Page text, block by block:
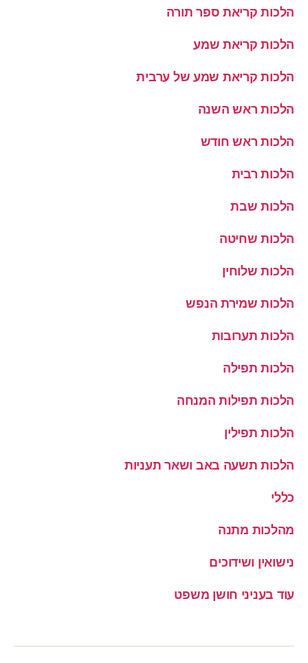
הלכות קריאת ספר תורה
הלכות קריאת שמע
הלכות קריאת שמע של ערבית
הלכות ראש השנה
הלכות ראש חודש
הלכות רבית
הלכות שבת
הלכות שחיטה
הלכות שלוחין
הלכות שמירת הנפש
הלכות תערובות
הלכות תפילה
הלכות תפילות המנחה
הלכות תפילין
הלכות תשעה באב ושאר תעניות
כללי
מהלכות מתנה
נישואין ושידוכים
עוד בעניני חושן משפט